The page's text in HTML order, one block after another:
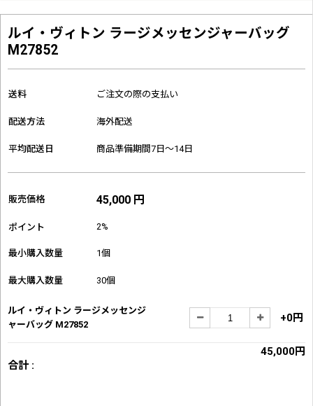
ルイ・ヴィトン ラージメッセンジャーバッグ
M27852
送料 ご注文の際の支払い
配送方法 海外配送
平均配送日 商品準備期間7日～14日
販売価格 45,000 円
ポイント 2%
最小購入数量 1個
最大購入数量 30個
ルイ・ヴィトン ラージメッセンジ
ャーバッグ M27852
+0円
合計 :
45,000円